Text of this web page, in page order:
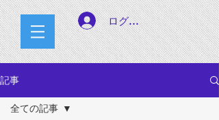
ログイン
記事
全ての記事